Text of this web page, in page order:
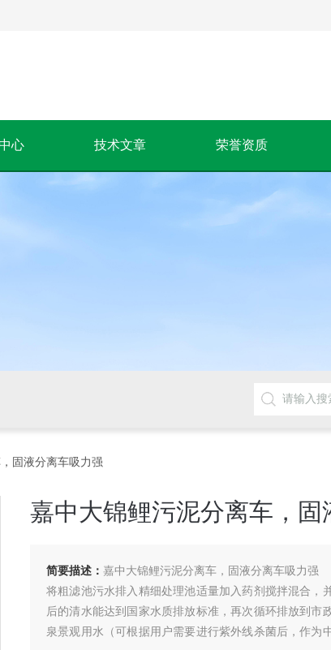
心 技术文章 荣誉资质
固液分离车吸力强
嘉中大锦鲤污泥分离车，固
简要描述： 嘉中大锦鲤污泥分离车，固液分离车吸力强
将粗滤池污水排入精细处理池适量加入药剂搅拌混合，
后的清水能达到国家水质排放标准，再次循环排放到市
泉景观用水（可根据用户需要进行紫外线杀菌后，作为